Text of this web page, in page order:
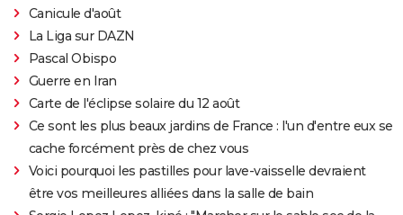
Canicule d'août
La Liga sur DAZN
Pascal Obispo
Guerre en Iran
Carte de l'éclipse solaire du 12 août
Ce sont les plus beaux jardins de France : l'un d'entre eux se
cache forcément près de chez vous
Voici pourquoi les pastilles pour lave-vaisselle devraient
être vos meilleures alliées dans la salle de bain